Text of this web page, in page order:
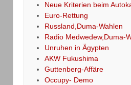
Neue Kriterien beim
Euro-Rettung
Russland,Duma-Wahlen
Radio Medwedew,Duma-
Unruhen in Ägypten
AKW Fukushima
Guttenberg-Affäre
Occupy- Demo